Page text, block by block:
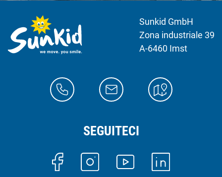
Sunkid GmbH
Zona industriale 39
A-6460 Imst
SEGUITECI